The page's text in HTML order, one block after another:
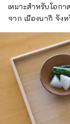
เหมาะสำหรับโอก
จาก เมืองนากิ จัง